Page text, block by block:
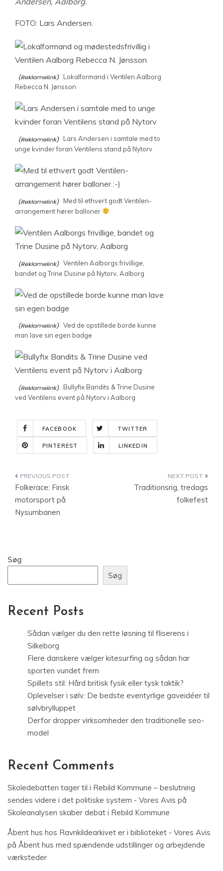
FOTO: Lars Andersen.
Lokalformand i Ventilen Aalborg
Rebecca N. Jønsson
Lars Andersen i samtale med to
unge kvinder foran Ventilens stand på Nytorv
Med til ethvert godt Ventilen-
arrangement hører balloner
Ventilen Aalborgs frivillige,
bandet og Trine Dusine på Nytorv, Aalborg
Ved de opstillede borde kunne
man lave sin egen badge
Bullyfix Bandits & Trine Dusine
ved Ventilens event på Nytorv i Aalborg
FACEBOOK TWITTER
PINTEREST LINKEDIN
Indlægsnavigation
Folkerace: Finsk
motorsport på
Nysumbanen
Traditionsrig, tredags
folkefest
Søg
Søg
Recent Posts
Sådan vælger du den rette løsning til fliserens i
Silkeborg
Flere danskere vælger kitesurfing og sådan har
sporten vundet frem
Spillets stil: Hård britisk fysik eller tysk taktik?
Oplevelser i sølv: De bedste eventyrlige gaveidéer til
sølvbrylluppet
Derfor dropper virksomheder den traditionelle seo-
model
Recent Comments
Skoledebatten tager til i Rebild Kommune – beslutning
sendes videre i det politiske system - Vores Avis på
Skoleanalysen skaber debat i Rebild Kommune
Åbent hus hos Ravnkildearkivet er i biblioteket - Vores Avis
på Åbent hus med spændende udstillinger og arbejdende
værksteder